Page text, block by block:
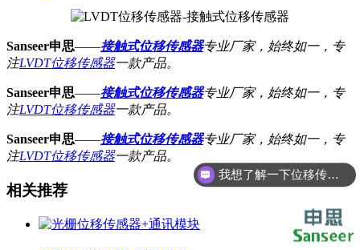
Sanseer申思——接触式位移传感器专业厂家，始终如一，专
注LVDT位移传感器一款产品。
Sanseer申思——接触式位移传感器专业厂家，始终如一，专
注LVDT位移传感器一款产品。
Sanseer申思——接触式位移传感器专业厂家，始终如一，专
注LVDT位移传感器一款产品。
相关推荐
我想了解一下位移传感器